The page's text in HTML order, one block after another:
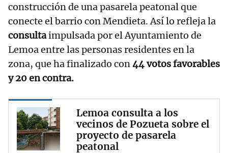
construcción de una pasarela peatonal que
conecte el barrio con Mendieta. Así lo refleja la
consultaimpulsada por el Ayuntamiento de
Lemoa entre las personas residentes en la
zona, que ha finalizado con44 votos favorables
y 20 en contra.
Lemoa consulta a los
vecinos de Pozueta sobre el
proyecto de pasarela
peatonal